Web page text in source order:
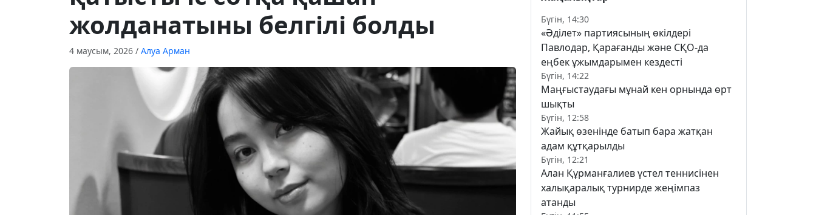
жолданатыны белгілі болды
4 маусым, 2026 / Алуа Арман
Бүгін, 14:30
«Әділет» партиясының өкілдері
Павлодар, Қарағанды және СҚО-да
еңбек ұжымдарымен кездесті
Бүгін, 14:22
Маңғыстаудағы мұнай кен орнында өрт
шықты
Бүгін, 12:58
Жайық өзенінде батып бара жатқан
адам құтқарылды
Бүгін, 12:21
Алан Құрманғалиев үстел теннисінен
халықаралық турнирде жеңімпаз
атанды